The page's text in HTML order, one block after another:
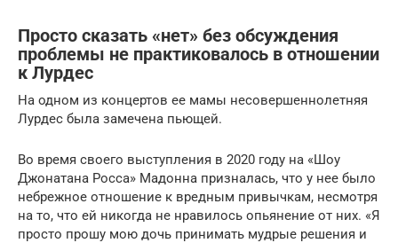
Просто сказать «нет» без обсуждения
проблемы не практиковалось в отношении
к Лурдес
На одном из концертов ее мамы несовершеннолетняя
Лурдес была замечена пьющей.
Во время своего выступления в 2020 году на «Шоу
Джонатана Росса» Мадонна призналась, что у нее было
небрежное отношение к вредным привычкам, несмотря
на то, что ей никогда не нравилось опьянение от них. «Я
просто прошу мою дочь принимать мудрые решения и